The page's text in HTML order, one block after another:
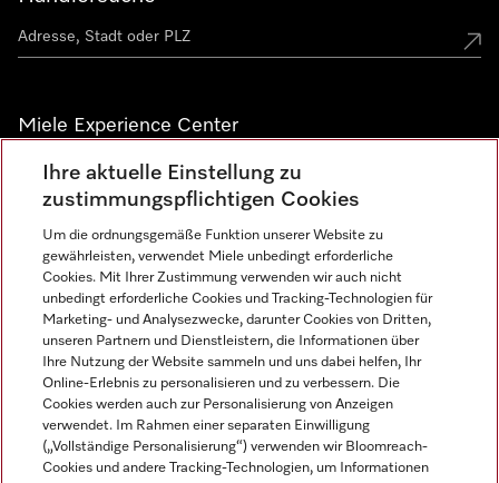
Miele Experience Center
Alle Miele Experience Center anzeigen
Newsletter
Miele auf Instagram
Miele auf Facebook
Miele auf Youtube
Ihre aktuelle Einstellung zu
zustimmungspflichtigen Cookies
Um die ordnungsgemäße Funktion unserer Website zu
gewährleisten, verwendet Miele unbedingt erforderliche
Cookies. Mit Ihrer Zustimmung verwenden wir auch nicht
unbedingt erforderliche Cookies und Tracking-Technologien für
Marketing- und Analysezwecke, darunter Cookies von Dritten,
unseren Partnern und Dienstleistern, die Informationen über
Ihre Nutzung der Website sammeln und uns dabei helfen, Ihr
Online-Erlebnis zu personalisieren und zu verbessern. Die
Cookies werden auch zur Personalisierung von Anzeigen
verwendet. Im Rahmen einer separaten Einwilligung
(„Vollständige Personalisierung“) verwenden wir Bloomreach-
Cookies und andere Tracking-Technologien, um Informationen